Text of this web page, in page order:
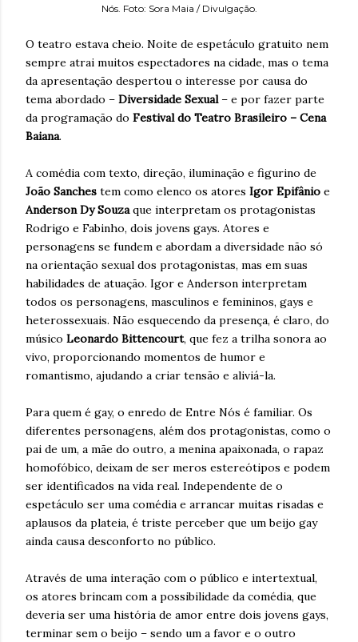
Nós. Foto: Sora Maia / Divulgação.
O teatro estava cheio. Noite de espetáculo gratuito nem
sempre atrai muitos espectadores na cidade, mas o tema
da apresentação despertou o interesse por causa do
tema abordado – Diversidade Sexual– e por fazer parte
da programação do Festival do Teatro Brasileiro – Cena
Baiana.
A comédia com texto, direção, iluminação e figurino de
João Sanches tem como elenco os atores Igor Epifânio e
Anderson Dy Souzaque interpretam os protagonistas
Rodrigo e Fabinho, dois jovens gays. Atores e
personagens se fundem e abordam a diversidade não só
na orientação sexual dos protagonistas, mas em suas
habilidades de atuação. Igor e Anderson interpretam
todos os personagens, masculinos e femininos, gays e
heterossexuais. Não esquecendo da presença, é claro, do
músico Leonardo Bittencourt, que fez a trilha sonora ao
vivo, proporcionando momentos de humor e
romantismo, ajudando a criar tensão e aliviá-la.
Para quem é gay, o enredo de Entre Nós é familiar. Os
diferentes personagens, além dos protagonistas, como o
pai de um, a mãe do outro, a menina apaixonada, o rapaz
homofóbico, deixam de ser meros estereótipos e podem
ser identificados na vida real. Independente de o
espetáculo ser uma comédia e arrancar muitas risadas e
aplausos da plateia, é triste perceber que um beijo gay
ainda causa desconforto no público.
Através de uma interação com o público e intertextual,
os atores brincam com a possibilidade da comédia, que
deveria ser uma história de amor entre dois jovens gays,
terminar sem o beijo – sendo um a favor e o outro